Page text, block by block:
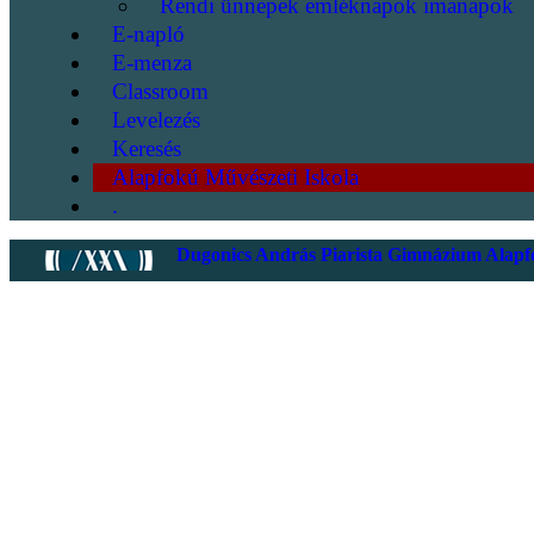
Rendi ünnepek emléknapok imanapok
E-napló
E-menza
Classroom
Levelezés
Keresés
Alapfokú Művészeti Iskola
.
Dugonics András Piarista Gimnázium